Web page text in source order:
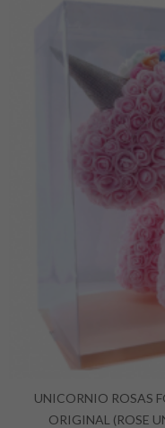
UNICORNIO ROSAS
ORIGINAL (ROSE